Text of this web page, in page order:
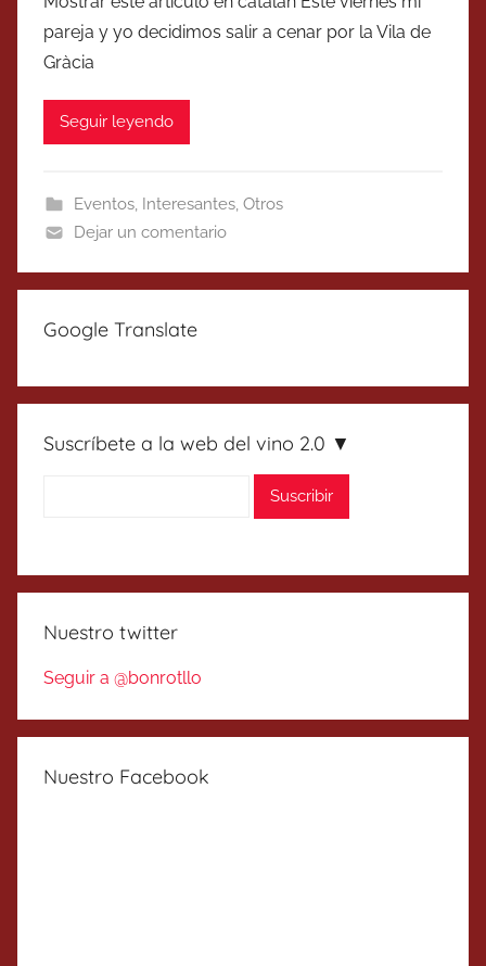
pareja y yo decidimos salir a cenar por la Vila de
Gràcia
Seguir leyendo
Eventos, Interesantes, Otros
Dejar un comentario
Google Translate
Suscríbete a la web del vino 2.0 ▼
Nuestro twitter
Seguir a @bonrotllo
Nuestro Facebook